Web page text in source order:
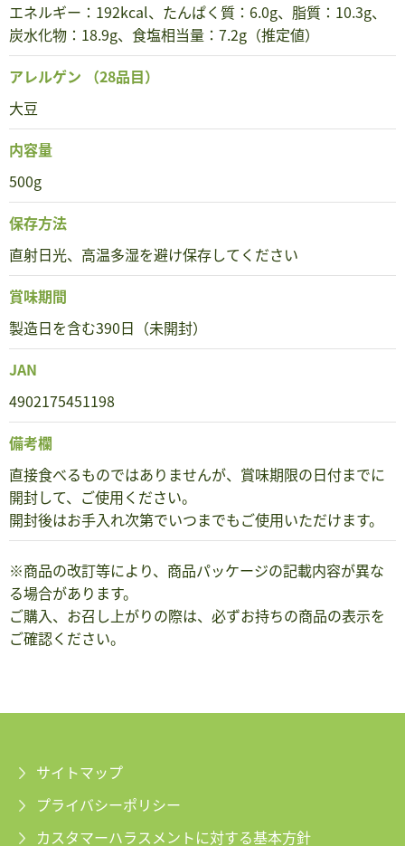
エネルギー：192kcal、たんぱく質：6.0g、脂質：10.3g、
炭水化物：18.9g、食塩相当量：7.2g（推定値）
アレルゲン （28品目）
大豆
内容量
500g
保存方法
直射日光、高温多湿を避け保存してください
賞味期間
製造日を含む390日（未開封）
JAN
4902175451198
備考欄
直接食べるものではありませんが、賞味期限の日付までに
開封して、ご使用ください。
開封後はお手入れ次第でいつまでもご使用いただけます。
※商品の改訂等により、商品パッケージの記載内容が異な
る場合があります。
ご購入、お召し上がりの際は、必ずお持ちの商品の表示を
ご確認ください。
サイトマップ
プライバシーポリシー
カスタマーハラスメントに対する基本方針